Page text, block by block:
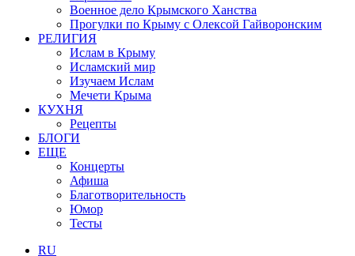
Военное дело Крымского Ханства
Прогулки по Крыму с Олексой Гайворонским
РЕЛИГИЯ
Ислам в Крыму
Исламский мир
Изучаем Ислам
Мечети Крыма
КУХНЯ
Рецепты
БЛОГИ
ЕЩЕ
Концерты
Афиша
Благотворительность
Юмор
Тесты
RU